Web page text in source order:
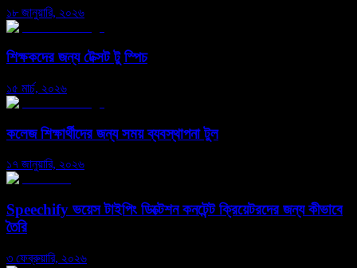
১৮ জানুয়ারি, ২০২৬
শিক্ষকদের জন্য টেক্সট টু স্পিচ
১৫ মার্চ, ২০২৬
কলেজ শিক্ষার্থীদের জন্য সময় ব্যবস্থাপনা টুল
১৭ জানুয়ারি, ২০২৬
Speechify ভয়েস টাইপিং ডিক্টেশন কনটেন্ট ক্রিয়েটরদের জন্য কীভাবে
তৈরি
৩ ফেব্রুয়ারি, ২০২৬